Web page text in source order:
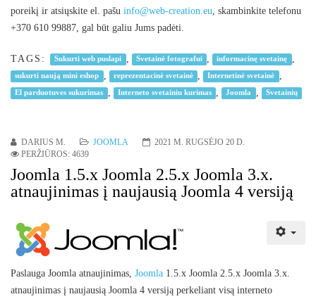
poreikį ir atsiųskite el. pašu info@web-creation.eu , skambinkite telefonu
+370 610 99887, gal būt galiu Jums padėti.
TAGS: Sukurti web puslapi , Svetainė fotografui , informacinę svetainę ,
sukurti naują mini eshop , reprezentacinė svetainė , Internetinė svetainė ,
El parduotuves sukurimas , Interneto svetainiu kurimas , Joomla , Svetainių
DARIUS M. JOOMLA
2021 M. RUGSĖJO 20 D.
PERŽIŪROS: 4639
Joomla 1.5.x Joomla 2.5.x Joomla 3.x.
atnaujinimas į naujausią Joomla 4 versiją
Paslauga Joomla atnaujinimas, Joomla 1.5.x Joomla 2.5.x Joomla 3.x.
atnaujinimas į naujausią Joomla 4 versiją perkeliant visą interneto